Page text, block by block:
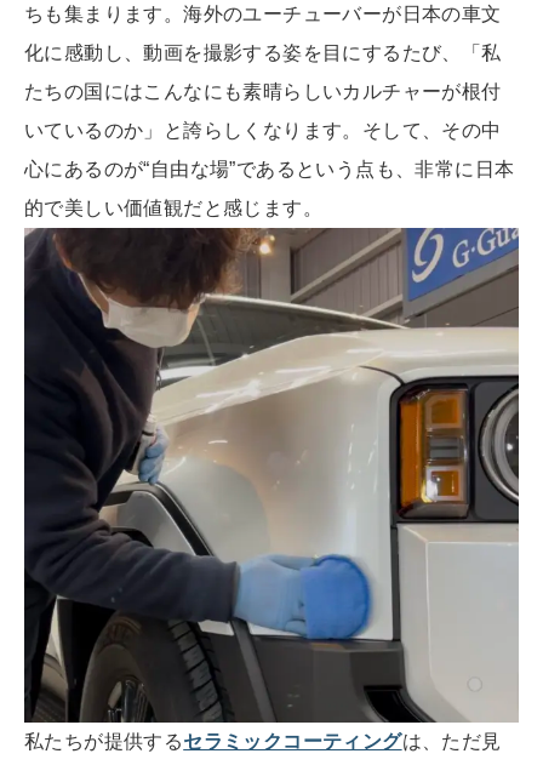
ちも集まります。海外のユーチューバーが日本の車文
化に感動し、動画を撮影する姿を目にするたび、「私
たちの国にはこんなにも素晴らしいカルチャーが根付
いているのか」と誇らしくなります。そして、その中
心にあるのが“自由な場”であるという点も、非常に日本
的で美しい価値観だと感じます。
私たちが提供するセラミックコーティングは、ただ見